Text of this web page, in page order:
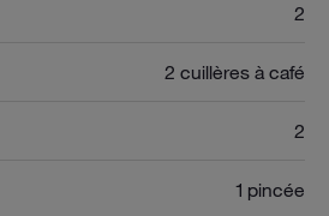
2
2 cuillères à café
2
1 pincée